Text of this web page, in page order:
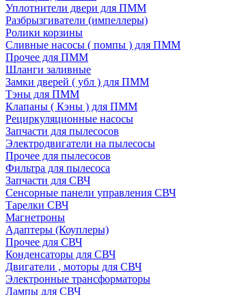
Уплотнители двери для ПММ
Разбрызгиватели (импеллеры)
Ролики корзины
Сливные насосы ( помпы ) для ПММ
Прочее для ПММ
Шланги заливные
Замки дверей ( убл ) для ПММ
Тэны для ПММ
Клапаны ( Кэны ) для ПММ
Рециркуляционные насосы
Запчасти для пылесосов
Электродвигатели на пылесосы
Прочее для пылесосов
Фильтра для пылесоса
Запчасти для СВЧ
Сенсорные панели управления СВЧ
Тарелки СВЧ
Магнетроны
Адаптеры (Коуплеры)
Прочее для СВЧ
Конденсаторы для СВЧ
Двигатели , моторы для СВЧ
Электронные трансформаторы
Лампы для СВЧ